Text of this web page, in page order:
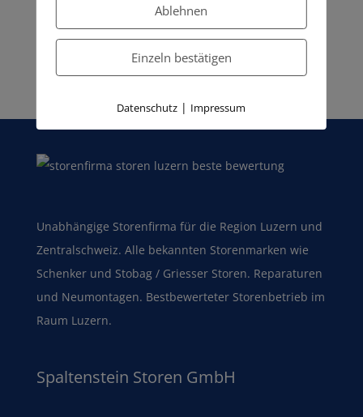
gerne kompetent und kostenbewusst.
Um das Bild in hoher Auflösung anzusehen, bitte
hier klicken: Storenreparatur Emmen / Luzern
Unabhängige Storenfirma für die Region Luzern und
Zentralschweiz. Alle bekannten Storenmarken wie
Schenker und Stobag / Griesser Storen. Reparaturen
und Neumontagen. Bestbewerteter Storenbetrieb im
Raum Luzern.
Spaltenstein Storen GmbH
Ablehnen
Einzeln bestätigen
Datenschutz | Impressum